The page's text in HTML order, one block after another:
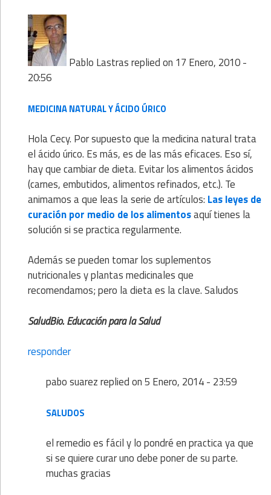
Pablo Lastrasreplied on 17 Enero, 2010 -
20:56
MEDICINA NATURAL Y ÁCIDO ÚRICO
Hola Cecy. Por supuesto que la medicina natural trata
el ácido úrico. Es más, es de las más eficaces. Eso sí,
hay que cambiar de dieta. Evitar los alimentos ácidos
(carnes, embutidos, alimentos refinados, etc.). Te
animamos a que leas la serie de artículos: Las leyes de
curación por medio de los alimentosaquí tienes la
solución si se practica regularmente.
Además se pueden tomar los suplementos
nutricionales y plantas medicinales que
recomendamos; pero la dieta es la clave. Saludos
SaludBio. Educación para la Salud
responder
pabo suarezreplied on5 Enero, 2014 - 23:59
SALUDOS
el remedio es fácil y lo pondré en practica ya que
si se quiere curar uno debe poner de su parte.
muchas gracias